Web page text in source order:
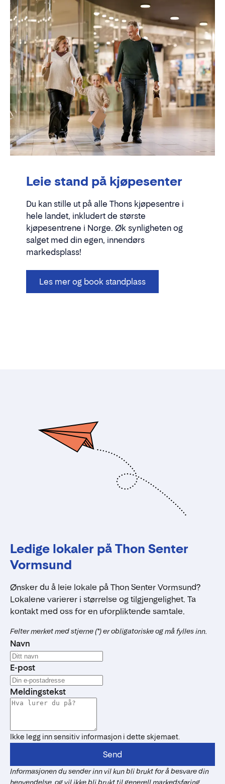
Leie stand på kjøpesenter
Du kan stille ut på alle Thons kjøpesentre i
hele landet, inkludert de største
kjøpesentrene i Norge. Øk synligheten og
salget med din egen, innendørs
markedsplass!
Les mer og book standplass
Ledige lokaler på Thon Senter
Vormsund
Ønsker du å leie lokale på Thon Senter Vormsund?
Lokalene varierer i størrelse og tilgjengelighet. Ta
kontakt med oss for en uforpliktende samtale.
Felter merket med stjerne (*) er obligatoriske og må fylles inn.
Navn
E-post
Meldingstekst
Ikke legg inn sensitiv informasjon i dette skjemaet.
Informasjonen du sender inn vil kun bli brukt for å besvare din
henvendelse, og vil ikke bli brukt til generell markedsføring.
Send